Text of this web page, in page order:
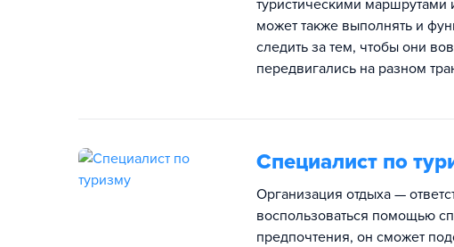
туристическими маршрутами
может также выполнять и
следить за тем, чтобы они
передвигались на разном
Специалист по
Организация отдыха —
воспользоваться помощью
предпочтения, он сможет